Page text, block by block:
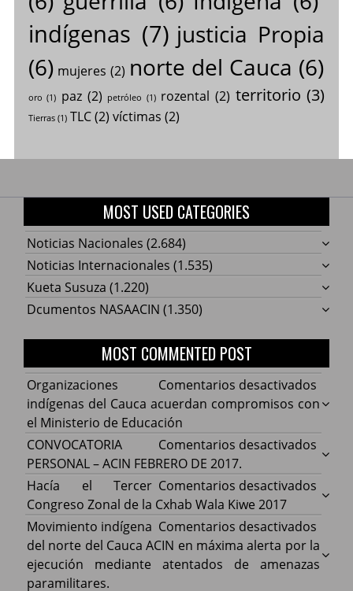
indígenas (7) justicia Propia
(6) mujeres (2) norte del Cauca (6)
oro (1) paz (2) petróleo (1) rozental (2) territorio (3)
Tierras(1) TLC(2) víctimas (2)
MOST USED CATEGORIES
Noticias Nacionales (2.684)
Noticias Internacionales (1.535)
Kueta Susuza (1.220)
Dcumentos NASAACIN (1.350)
MOST COMMENTED POST
Comentarios desactivados
Cauca
con
de
Organizaciones
indígenas del Cauca acuerdan compromisos con
el Ministerio de Educación
Comentarios desactivados
ACIN
DE
CONVOCATORIA
PERSONAL – ACIN FEBRERO DE 2017.
Comentarios desactivados
Hacía
Hacía el Tercer
Congreso Zonal de la Cxhab Wala Kiwe 2017
Comentarios desactivados
Movimiento indígena
del norte del Cauca ACIN en máxima alerta por la
ejecución mediante atentados de amenazas
paramilitares.